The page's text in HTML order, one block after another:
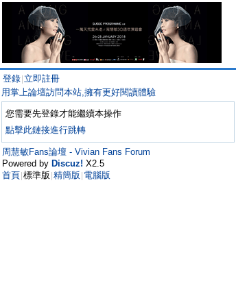
登錄 立即註冊
用掌上論壇訪問本站,擁有更好閱讀體驗
您需要先登錄才能繼續本操作
點擊此鏈接進行跳轉
周慧敏Fans論壇 - Vivian Fans Forum
Powered by Discuz! X2.5
首頁 標準版 精簡版 電腦版